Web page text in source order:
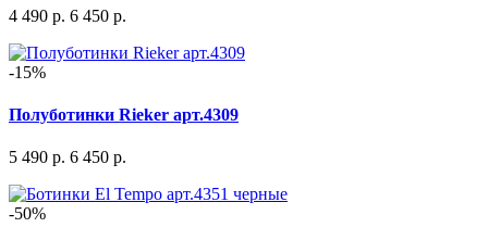
4 490 р. 6 450 р.
-15%
Полуботинки Rieker арт.4309
5 490 р. 6 450 р.
-50%